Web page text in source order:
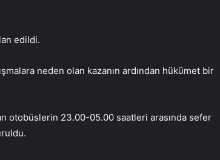
edildi.
neden olan kazanın ardından hükümet bir
otobüslerin 23.00-05.00 saatleri arasında sefer